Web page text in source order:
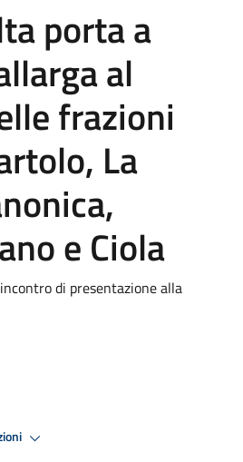
porta a
al
frazioni
La
e Ciola
di presentazione alla